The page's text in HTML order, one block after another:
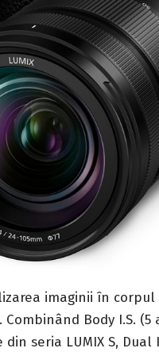
imaginii în
Body I.S. (5
seria LUMIX S,